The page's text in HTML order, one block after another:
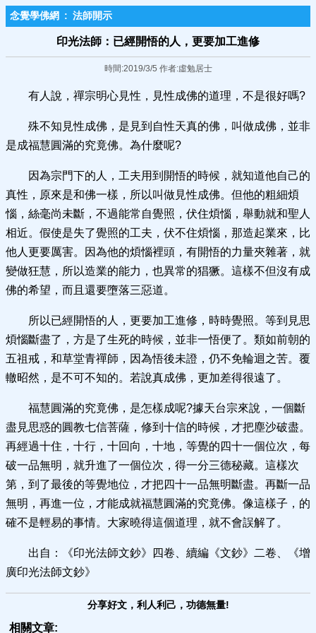
念覺學佛網 : 法師開示
印光法師：已經開悟的人，更要加工進修
時間:2019/3/5 作者:虛勉居士
有人說，禪宗明心見性，見性成佛的道理，不是很好嗎?
殊不知見性成佛，是見到自性天真的佛，叫做成佛，並非
是成福慧圓滿的究竟佛。為什麼呢?
因為宗門下的人，工夫用到開悟的時候，就知道他自己的
真性，原來是和佛一樣，所以叫做見性成佛。但他的粗細煩
惱，絲毫尚未斷，不過能常自覺照，伏住煩惱，舉動就和聖人
相近。假使是失了覺照的工夫，伏不住煩惱，那造起業來，比
他人更要厲害。因為他的煩惱裡頭，有開悟的力量夾雜著，就
變做狂慧，所以造業的能力，也異常的猖獗。這樣不但沒有成
佛的希望，而且還要墮落三惡道。
所以已經開悟的人，更要加工進修，時時覺照。等到見思
煩惱斷盡了，方是了生死的時候，並非一悟便了。類如前朝的
五祖戒，和草堂青禪師，因為悟後未證，仍不免輪迴之苦。覆
轍昭然，是不可不知的。若說真成佛，更加差得很遠了。
福慧圓滿的究竟佛，是怎樣成呢?據天台宗來說，一個斷
盡見思惑的圓教七信菩薩，修到十信的時候，才把塵沙破盡。
再經過十住，十行，十回向，十地，等覺的四十一個位次，每
破一品無明，就升進了一個位次，得一分三德秘藏。這樣次
第，到了最後的等覺地位，才把四十一品無明斷盡。再斷一品
無明，再進一位，才能成就福慧圓滿的究竟佛。像這樣子，的
確不是輕易的事情。大家曉得這個道理，就不會誤解了。
出自：《印光法師文鈔》四卷、續編《文鈔》二卷、《增
廣印光法師文鈔》
分享好文，利人利己，功德無量!
相關文章: